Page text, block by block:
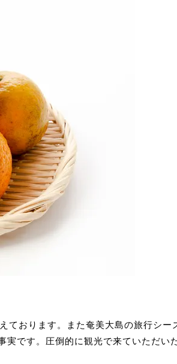
ております。また奄美大島の旅行シー
実です。圧倒的に観光で来ていただい